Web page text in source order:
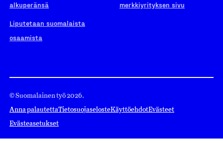
alkuperänsä
Liputetaan suomalaista
osaamista
merkkiyrityksen sivu
© Suomalainen työ 2026.
Anna palautettaTietosuojaselosteKäyttöehdotEvästeet
Evästeasetukset